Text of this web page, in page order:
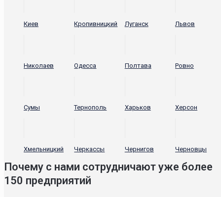
Киев Кропивницкий Луганск Львов
Николаев Одесса Полтава Ровно
Сумы Тернополь Харьков Херсон
Хмельницкий Черкассы Чернигов Черновцы
Почему с нами сотрудничают уже более
150 предприятий